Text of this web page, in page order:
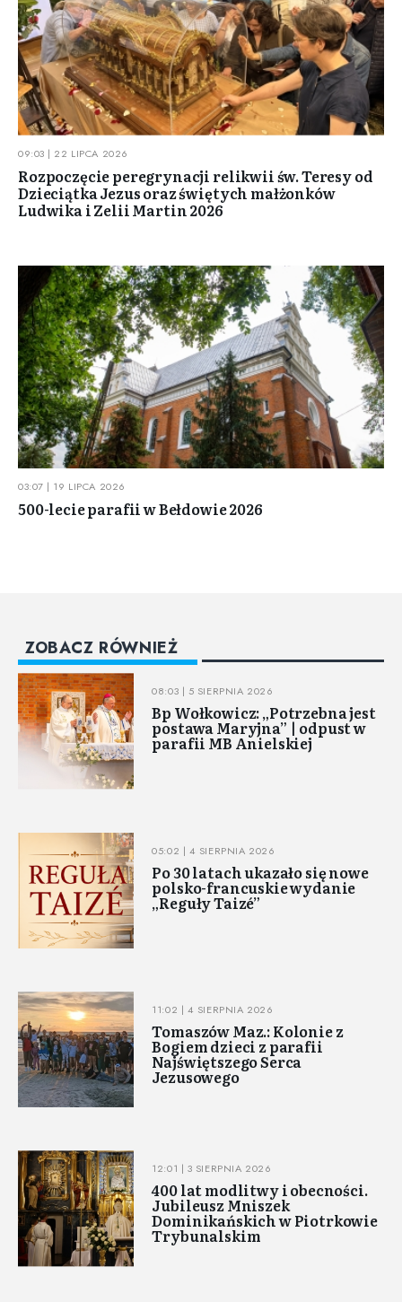
09:03 | 22 LIPCA 2026
Rozpoczęcie peregrynacji relikwii św. Teresy od
Dzieciątka Jezus oraz świętych małżonków
Ludwika i Zelii Martin 2026
03:07 | 19 LIPCA 2026
500-lecie parafii w Bełdowie 2026
ZOBACZ RÓWNIEŻ
08:03 | 5 SIERPNIA 2026
Bp Wołkowicz: „Potrzebna jest
postawa Maryjna” | odpust w
parafii MB Anielskiej
05:02 | 4 SIERPNIA 2026
Po 30 latach ukazało się nowe
polsko-francuskie wydanie
„Reguły Taizé”
11:02 | 4 SIERPNIA 2026
Tomaszów Maz.: Kolonie z
Bogiem dzieci z parafii
Najświętszego Serca
Jezusowego
12:01 | 3 SIERPNIA 2026
400 lat modlitwy i obecności.
Jubileusz Mniszek
Dominikańskich w Piotrkowie
Trybunalskim